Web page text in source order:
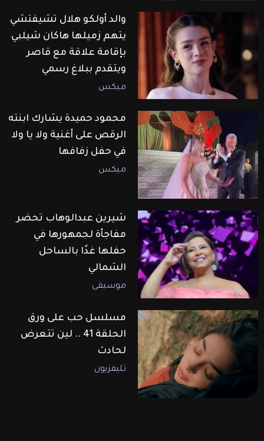
والد أولكو هلال تشيفتشي
يتهم زميلها هاكان شيلبي
بإقامة علاقة مع قاصر
ويتقدم ببلاغ رسمي
ميكس
محمود حميدة يشارك ابنته
الرقص على أغنية ولا يا ولا
في حفل زفافها
ميكس
شيرين عبدالوهاب تحضر
مفاجأة لجمهورها في
حفلها غدًا بالساحل
الشمالي
موسيقى
مسلسل حب على ورق
الحلقة 41 .. لين تتعرض
لحادث
تليفزيون